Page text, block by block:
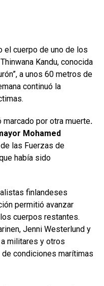
el cuerpo de uno de los
Kandu, conocida
a unos 60 metros de
continuó la
por otra muerte.
Mohamed
las Fuerzas de
había sido
finlandeses
permitió avanzar
cuerpos restantes.
Jenni Westerlund y
a militares y otros
condiciones marítimas